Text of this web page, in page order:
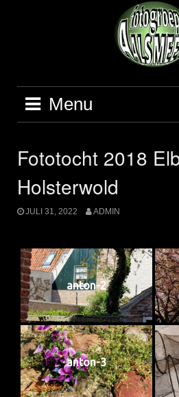
Menu
Fototocht 2018
Holsterwold
JULI 31, 2022 ADMIN
anton-2
anton-3